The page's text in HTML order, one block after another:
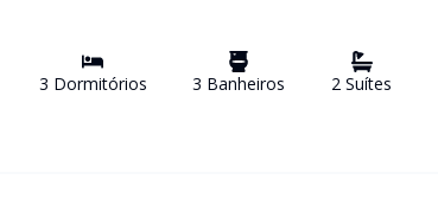
3 Dormitórios 3 Banheiros 2 Suítes